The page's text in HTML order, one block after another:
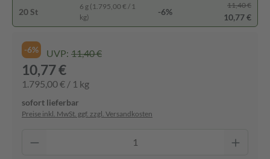
20 St
6 g (1.795,00 € / 1
kg)
-6%
11,40 €
10,77 €
-6% UVP: 11,40 €
10,77 €
1.795,00 € / 1 kg
sofort lieferbar
Preise inkl. MwSt. ggf. zzgl. Versandkosten